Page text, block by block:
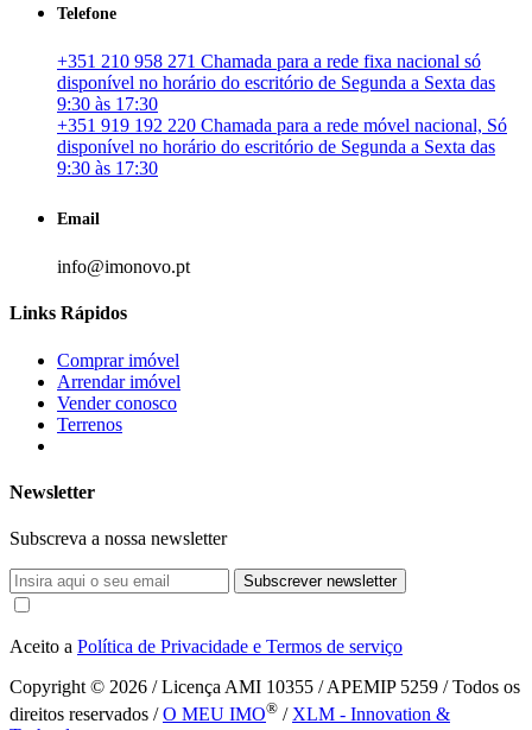
Telefone
+351 210 958 271 Chamada para a rede fixa nacional só
disponível no horário do escritório de Segunda a Sexta das
9:30 às 17:30
+351 919 192 220 Chamada para a rede móvel nacional, Só
disponível no horário do escritório de Segunda a Sexta das
9:30 às 17:30
Email
info@imonovo.pt
Links Rápidos
Comprar imóvel
Arrendar imóvel
Vender conosco
Terrenos
Newsletter
Subscreva a nossa newsletter
Subscrever newsletter
Aceito a Política de Privacidade e Termos de serviço
Copyright © 2026 / Licença AMI 10355 / APEMIP 5259 / Todos os
direitos reservados /O MEU IMO® / XLM - Innovation &